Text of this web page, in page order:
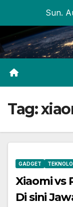
content
Sun.
Tag:
GADGET
Xiaomi vs
Di sini